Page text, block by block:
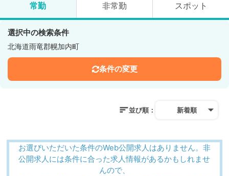
常勤 非常勤 スポット
選択中の検索条件
北海道雨竜郡幌加内町
条件の変更
並び順： 新着順
お選びいただいた条件のWeb公開求人はありません。非
公開求人には条件に合った求人情報があるかもしれませ
んので、